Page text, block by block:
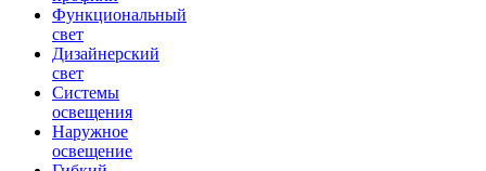
Функциональный
свет
Дизайнерский
свет
Системы
освещения
Наружное
освещение